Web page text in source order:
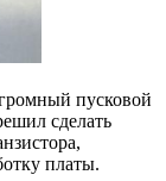
пусковой
сделать
платы.